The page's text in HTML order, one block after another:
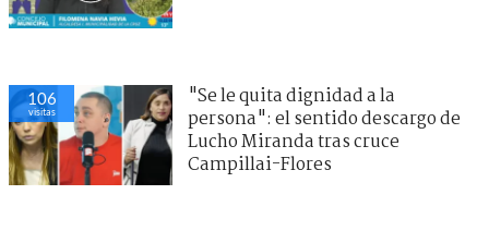
106
visitas
"Se le quita dignidad a la
persona": el sentido descargo de
Lucho Miranda tras cruce
Campillai-Flores